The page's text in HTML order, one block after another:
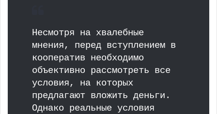
Несмотря на хвалебные
мнения, перед вступлением в
кооператив необходимо
объективно рассмотреть все
условия, на которых
предлагают вложить деньги.
Однако реальные условия